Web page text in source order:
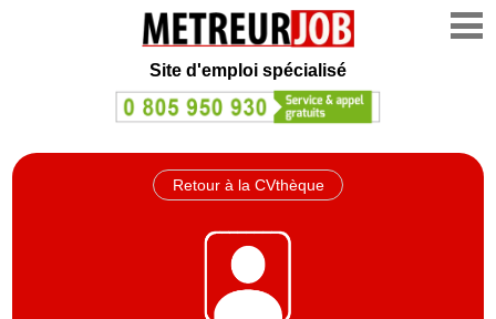
Site d'emploi spécialisé
Retour à la CVthèque